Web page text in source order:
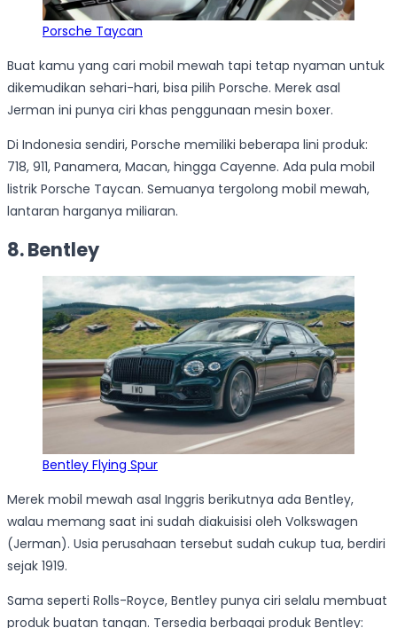
Porsche Taycan
Buat kamu yang cari mobil mewah tapi tetap nyaman untuk
dikemudikan sehari-hari, bisa pilih Porsche. Merek asal
Jerman ini punya ciri khas penggunaan mesin boxer.
Di Indonesia sendiri, Porsche memiliki beberapa lini produk:
718, 911, Panamera, Macan, hingga Cayenne. Ada pula mobil
listrik Porsche Taycan. Semuanya tergolong mobil mewah,
lantaran harganya miliaran.
8. Bentley
Bentley Flying Spur
Merek mobil mewah asal Inggris berikutnya ada Bentley,
walau memang saat ini sudah diakuisisi oleh Volkswagen
(Jerman). Usia perusahaan tersebut sudah cukup tua, berdiri
sejak 1919.
Sama seperti Rolls-Royce, Bentley punya ciri selalu membuat
produk buatan tangan. Tersedia berbagai produk Bentley: